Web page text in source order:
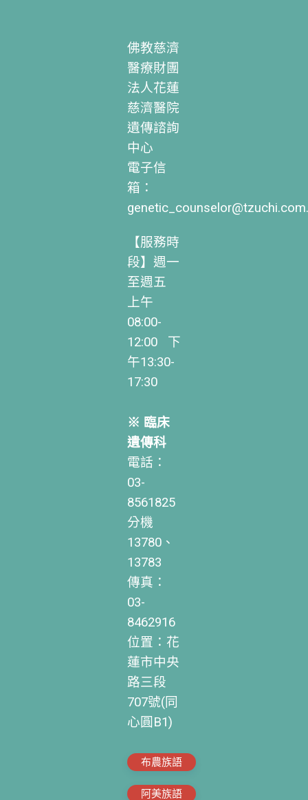
佛教慈濟
醫療財團
法人花蓮
慈濟醫院
遺傳諮詢
中心
電子信
箱：
【服務時
段】週一
至週五
上午
08:00-
12:00 下
午13:30-
17:30
※ 臨床
遺傳科
電話：
03-
8561825
分機
13780、
13783
傳真：
03-
8462916
位置：花
蓮市中央
路三段
707號(同
心圓B1)
布農族語
阿美族語